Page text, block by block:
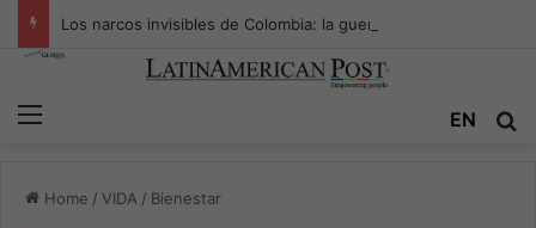
EN
Home / VIDA / Bienestar